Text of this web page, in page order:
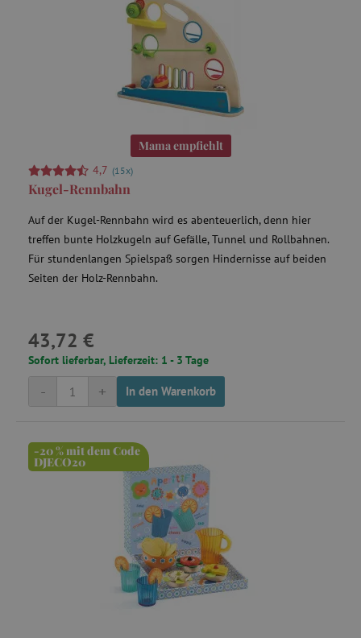
Mama empfiehlt
4,7 (15x)
Kugel-Rennbahn
Auf der Kugel-Rennbahn wird es abenteuerlich, denn hier
treffen bunte Holzkugeln auf Gefälle, Tunnel und Rollbahnen.
Für stundenlangen Spielspaß sorgen Hindernisse auf beiden
Seiten der Holz-Rennbahn.
43,72 €
Sofort lieferbar, Lieferzeit: 1 - 3 Tage
+
- In den Warenkorb
-20 % mit dem Code
DJECO20